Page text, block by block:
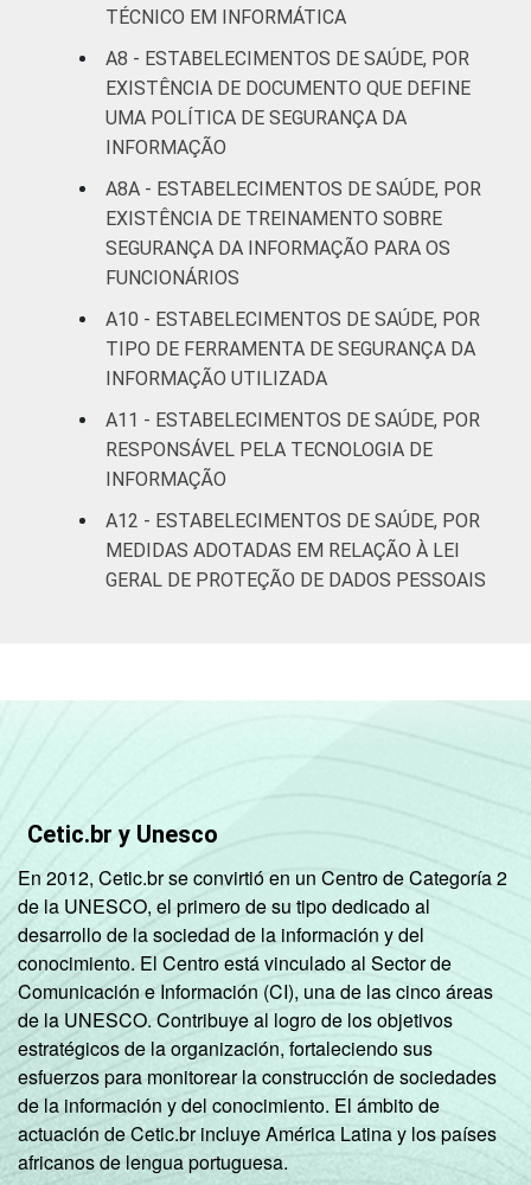
TÉCNICO EM INFORMÁTICA
A8 - ESTABELECIMENTOS DE SAÚDE, POR
EXISTÊNCIA DE DOCUMENTO QUE DEFINE
UMA POLÍTICA DE SEGURANÇA DA
INFORMAÇÃO
A8A - ESTABELECIMENTOS DE SAÚDE, POR
EXISTÊNCIA DE TREINAMENTO SOBRE
SEGURANÇA DA INFORMAÇÃO PARA OS
FUNCIONÁRIOS
A10 - ESTABELECIMENTOS DE SAÚDE, POR
TIPO DE FERRAMENTA DE SEGURANÇA DA
INFORMAÇÃO UTILIZADA
A11 - ESTABELECIMENTOS DE SAÚDE, POR
RESPONSÁVEL PELA TECNOLOGIA DE
INFORMAÇÃO
A12 - ESTABELECIMENTOS DE SAÚDE, POR
MEDIDAS ADOTADAS EM RELAÇÃO À LEI
GERAL DE PROTEÇÃO DE DADOS PESSOAIS
Cetic.br y Unesco
En 2012, Cetic.br se convirtió en un Centro de Categoría 2
de la UNESCO, el primero de su tipo dedicado al
desarrollo de la sociedad de la información y del
conocimiento. El Centro está vinculado al Sector de
Comunicación e Información (CI), una de las cinco áreas
de la UNESCO. Contribuye al logro de los objetivos
estratégicos de la organización, fortaleciendo sus
esfuerzos para monitorear la construcción de sociedades
de la información y del conocimiento. El ámbito de
actuación de Cetic.br incluye América Latina y los países
africanos de lengua portuguesa.